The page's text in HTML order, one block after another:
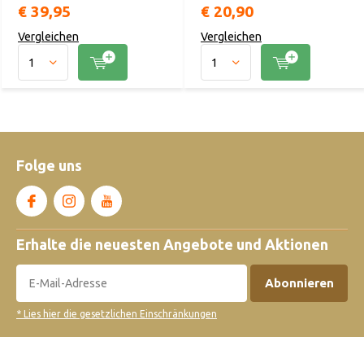
€ 39,95
Vergleichen
€ 20,90
Vergleichen
Folge uns
Erhalte die neuesten Angebote und Aktionen
Abonnieren
* Lies hier die gesetzlichen Einschränkungen